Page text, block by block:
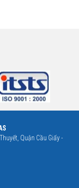
Quận Cầu Giấy -